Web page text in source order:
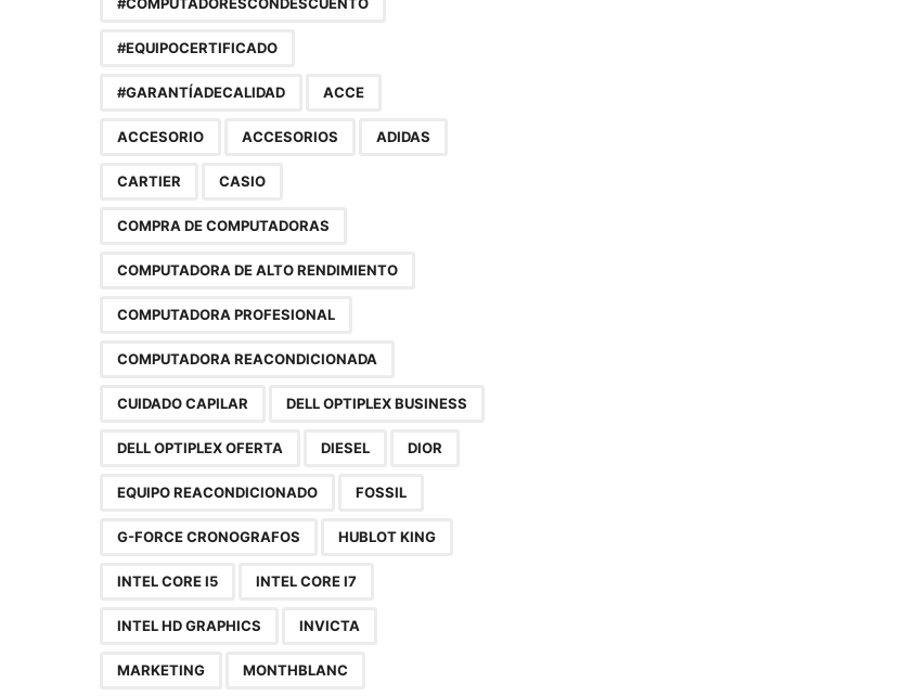
#EQUIPOCERTIFICADO
#GARANTÍADECALIDAD ACCE
ACCESORIO ACCESORIOS ADIDAS
CARTIER CASIO
COMPRA DE COMPUTADORAS
COMPUTADORA DE ALTO RENDIMIENTO
COMPUTADORA PROFESIONAL
COMPUTADORA REACONDICIONADA
CUIDADO CAPILAR DELL OPTIPLEX BUSINESS
DELL OPTIPLEX OFERTA DIESEL DIOR
EQUIPO REACONDICIONADO FOSSIL
G-FORCE CRONOGRAFOS HUBLOT KING
INTEL CORE I5 INTEL CORE I7
INTEL HD GRAPHICS INVICTA
MARKETING MONTHBLANC